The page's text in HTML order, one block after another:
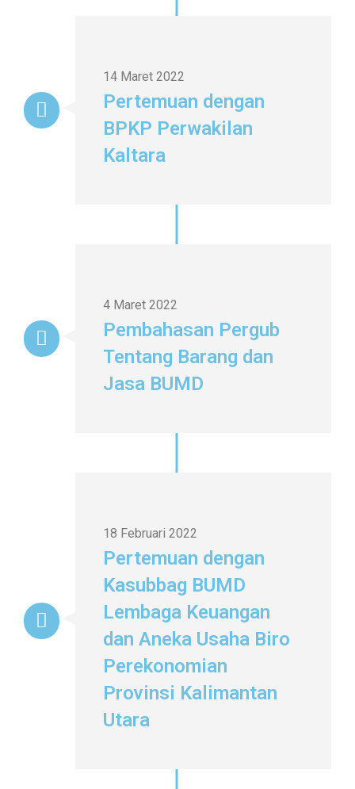
14 Maret 2022
Pertemuan dengan
BPKP Perwakilan
Kaltara
4 Maret 2022
Pembahasan Pergub
Tentang Barang dan
Jasa BUMD
18 Februari 2022
Pertemuan dengan
Kasubbag BUMD
Lembaga Keuangan
dan Aneka Usaha Biro
Perekonomian
Provinsi Kalimantan
Utara